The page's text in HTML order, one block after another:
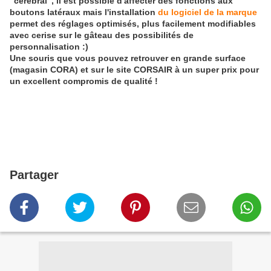
boutons latéraux mais l'installation du logiciel de la marque
permet des réglages optimisés, plus facilement modifiables
avec cerise sur le gâteau des possibilités de
personnalisation :)
Une souris que vous pouvez retrouver en grande surface
(magasin CORA) et sur le site CORSAIR à un super prix pour
un excellent compromis de qualité !
Partager